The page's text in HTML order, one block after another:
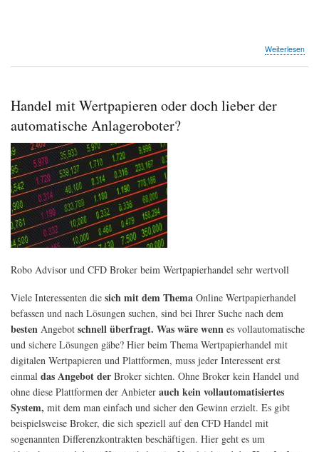
Weiterlesen
Handel mit Wertpapieren oder doch lieber der
automatische Anlageroboter?
Robo Advisor und CFD Broker beim Wertpapierhandel sehr wertvoll
Viele Interessenten die sich mit dem Thema Online Wertpapierhandel
befassen und nach Lösungen suchen, sind bei Ihrer Suche nach dem
besten Angebot schnell überfragt. Was wäre wenn es vollautomatische
und sichere Lösungen gäbe? Hier beim Thema Wertpapierhandel mit
digitalen Wertpapieren und Plattformen, muss jeder Interessent erst
einmal das Angebot der Broker sichten. Ohne Broker kein Handel und
ohne diese Plattformen der Anbieter auch kein vollautomatisiertes
System, mit dem man einfach und sicher den Gewinn erzielt. Es gibt
beispielsweise Broker, die sich speziell auf den CFD Handel mit
sogenannten Differenzkontrakten beschäftigen. Hier geht es um